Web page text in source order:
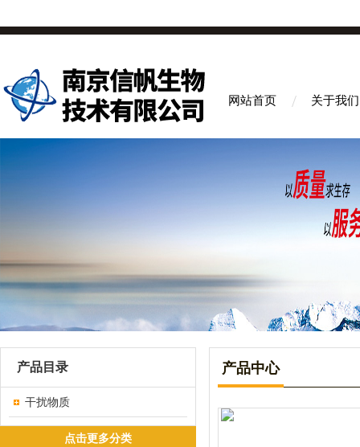
网站首页 关于我们
产品目录
干扰物质
点击更多分类
产品中心